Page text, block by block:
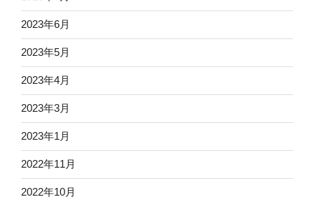
2023年6月
2023年5月
2023年4月
2023年3月
2023年1月
2022年11月
2022年10月